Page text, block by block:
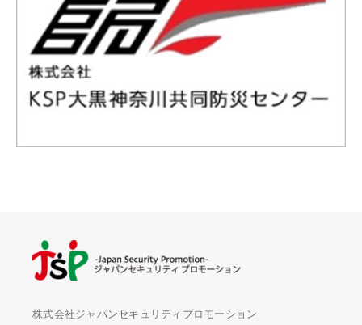
株式会社ジャパンセキュリティプロモーション